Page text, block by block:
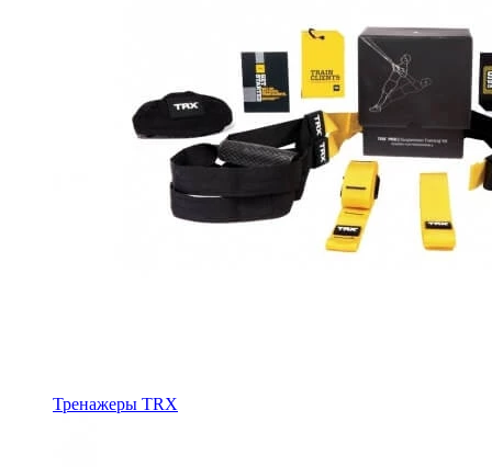
Тренажеры TRX